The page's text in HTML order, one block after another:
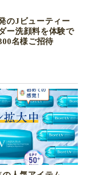
のJビューティー
ー洗顔料を体験で
名様ご招待